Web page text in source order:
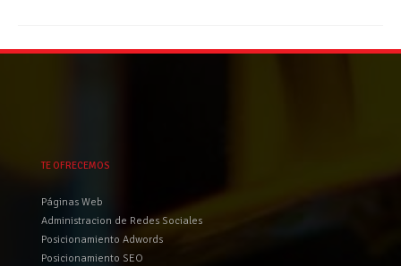
TE OFRECEMOS
Páginas Web
Administracion de Redes Sociales
Posicionamiento Adwords
Posicionamiento SEO